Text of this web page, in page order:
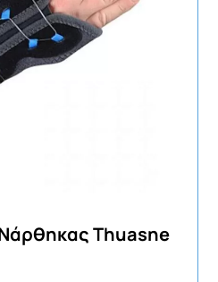
Thuasne